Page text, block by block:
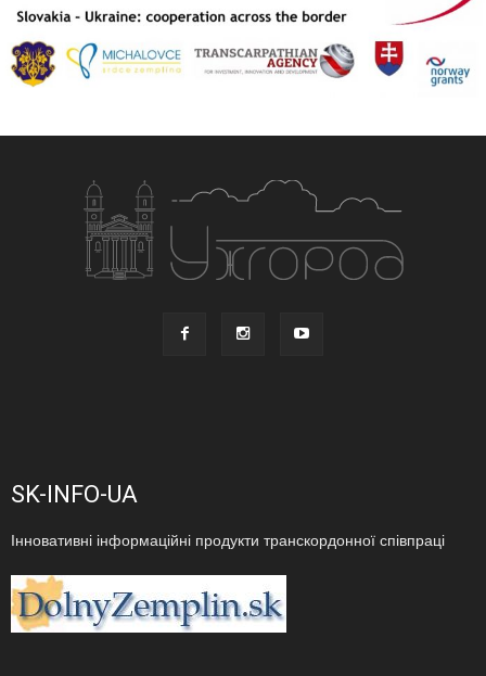
SK-INFO-UA
Інновативні інформаційні продукти транскордонної співпраці